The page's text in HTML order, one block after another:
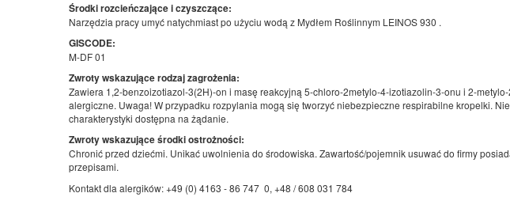
Środki rozcieńczające i czyszczące:
Narzędzia pracy umyć natychmiast po użyciu wodą z Mydłem Roślinnym LEINOS 930 .
GISCODE:
M-DF 01
Zwroty wskazujące rodzaj zagrożenia:
Zawiera 1,2-benzoizotiazol-3(2H)-on i masę reakcyjną 5-chloro-2metylo-4-izotiazolin-3-onu i 2-
alergiczne. Uwaga! W przypadku rozpylania mogą się tworzyć niebezpieczne respirabilne kropelki.
charakterystyki dostępna na żądanie.
Zwroty wskazujące środki ostrożności:
Chronić przed dziećmi. Unikać uwolnienia do środowiska. Zawartość/pojemnik usuwać do firmy
przepisami.
Kontakt dla alergików: +49 (0) 4163 - 86 747 0, +48 / 608 031 784